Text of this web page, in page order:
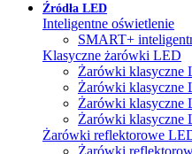
Źródła LED
Inteligentne oświetlenie
SMART+
Klasyczne żarówki LED
Żarówki klasyczne
Żarówki klasyczne
Żarówki klasyczne
Żarówki klasyczne
Żarówki reflektorowe
Żarówki